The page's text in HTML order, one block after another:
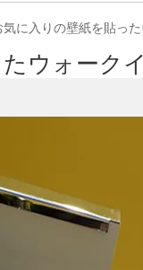
気に入りの壁紙を貼っ
ウォーク